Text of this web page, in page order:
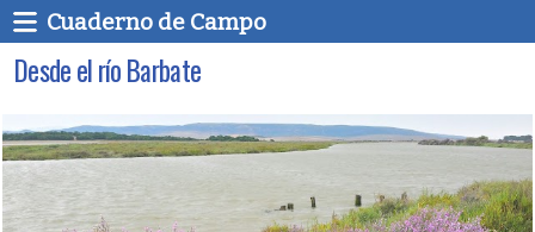
Cuaderno de Campo
Desde el río Barbate